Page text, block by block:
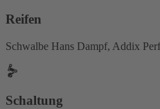
Reifen
Schwalbe Hans Dampf, Addix
Schaltung